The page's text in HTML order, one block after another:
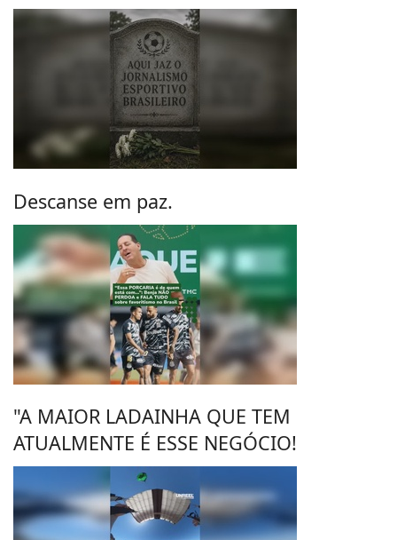
Descanse em paz.
"A MAIOR LADAINHA QUE TEM
ATUALMENTE É ESSE NEGÓCIO!